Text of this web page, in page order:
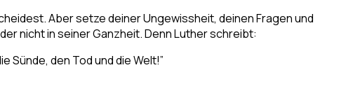
Aber setze deiner Ungewissheit, deinen Fragen und
nicht in seiner Ganzheit. Denn Luther schreibt:
Sünde, den Tod und die Welt!”